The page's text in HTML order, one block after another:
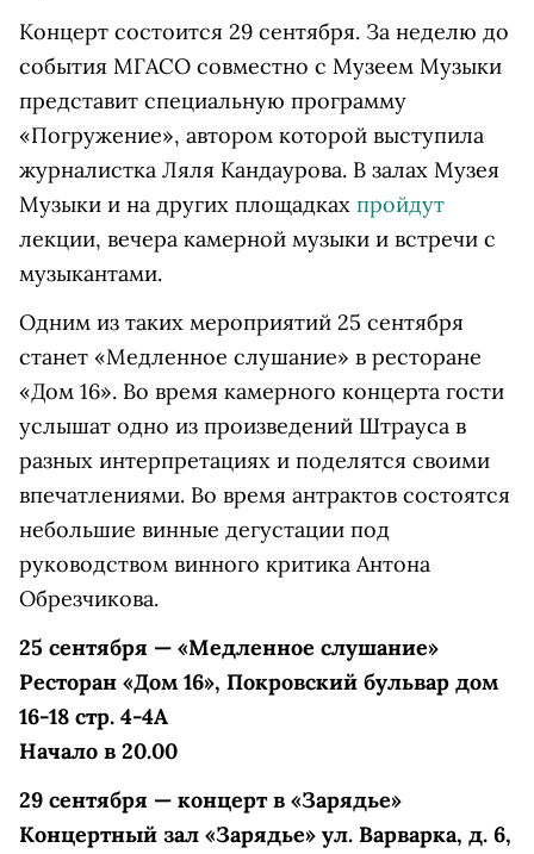
Концерт состоится 29 сентября. За неделю до
события МГАСО совместно с Музеем Музыки
представит специальную программу
«Погружение», автором которой выступила
журналистка Ляля Кандаурова. В залах Музея
Музыки и на других площадках пройдут
лекции, вечера камерной музыки и встречи с
музыкантами.
Одним из таких мероприятий 25 сентября
станет «Медленное слушание» в ресторане
«Дом 16». Во время камерного концерта гости
услышат одно из произведений Штрауса в
разных интерпретациях и поделятся своими
впечатлениями. Во время антрактов состоятся
небольшие винные дегустации под
руководством винного критика Антона
Обрезчикова.
25 сентября — «Медленное слушание»
Ресторан «Дом 16», Покровский бульвар дом
16-18 стр. 4-4А
Начало в 20.00
29 сентября — концерт в «Зарядье»
Концертный зал «Зарядье» ул. Варварка, д. 6,